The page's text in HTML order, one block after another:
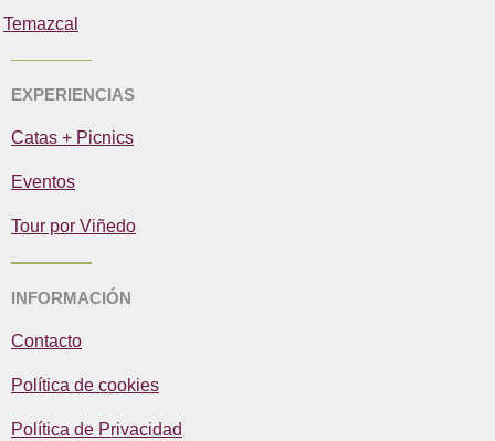
Temazcal
EXPERIENCIAS
Catas + Picnics
Eventos
Tour por Viñedo
INFORMACIÓN
Contacto
Política de cookies
Política de Privacidad